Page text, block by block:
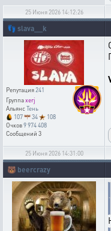
25 Июня 2026 14:12:26
👣 slava__k
Репутация241
Группаxerj
АльянсТень
107
34
108
Очков9 974 408
Сообщений 3
25 Июня 2026 14:31:00
🐻 beercrazy